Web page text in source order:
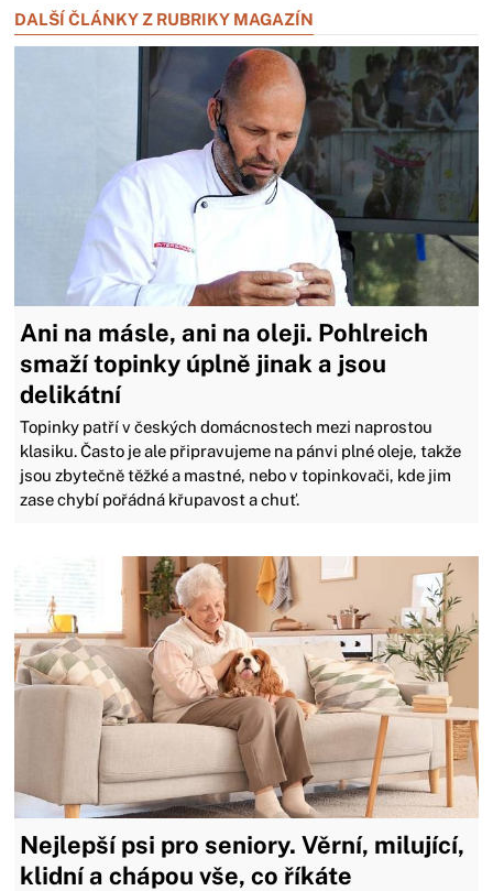
DALŠÍ ČLÁNKY Z RUBRIKY MAGAZÍN
Ani na másle, ani na oleji. Pohlreich
smaží topinky úplně jinak a jsou
delikátní
Topinky patří v českých domácnostech mezi naprostou
klasiku. Často je ale připravujeme na pánvi plné oleje, takže
jsou zbytečně těžké a mastné, nebo v topinkovači, kde jim
zase chybí pořádná křupavost a chuť.
Nejlepší psi pro seniory. Věrní, milující,
klidní a chápou vše, co říkáte